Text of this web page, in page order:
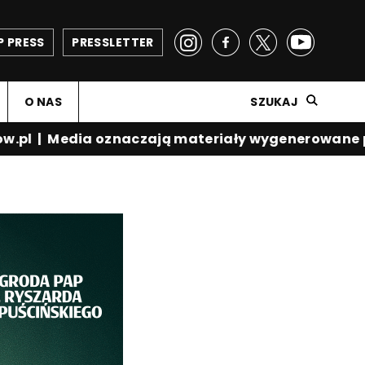
PRESSLETTER
PRESS
O NAS SZUKAJ
|Media oznaczają materiały wygenerowane